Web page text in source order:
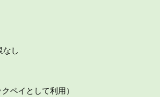
なし
ペイとして利用）